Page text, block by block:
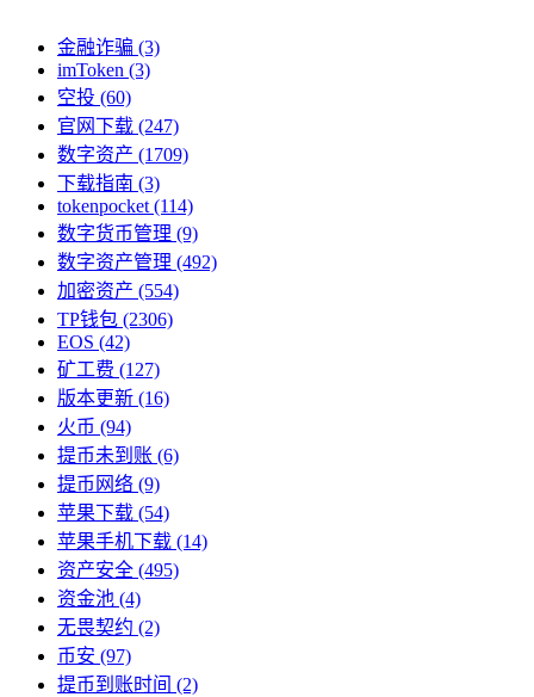
金融诈骗 (3)
imToken (3)
空投 (60)
官网下载 (247)
数字资产 (1709)
下载指南 (3)
tokenpocket (114)
数字货币管理 (9)
数字资产管理 (492)
加密资产 (554)
TP钱包 (2306)
EOS (42)
矿工费 (127)
版本更新 (16)
火币 (94)
提币未到账 (6)
提币网络 (9)
苹果下载 (54)
苹果手机下载 (14)
资产安全 (495)
资金池 (4)
无畏契约 (2)
币安 (97)
提币到账时间 (2)